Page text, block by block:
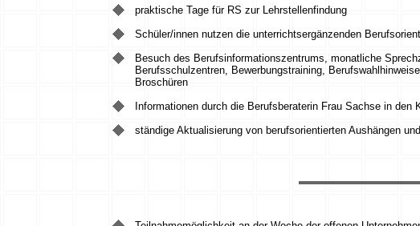
praktische Tage für RS zur Lehrstellenfindung
Schüler/innen nutzen die unterrichtsergänzenden
Besuch des Berufsinformationszentrums, monatliche
Berufsschulzentren, Bewerbungstraining,
Broschüren
Informationen durch die Berufsberaterin Frau Sachse in
ständige Aktualisierung von berufsorientierten Aushängen